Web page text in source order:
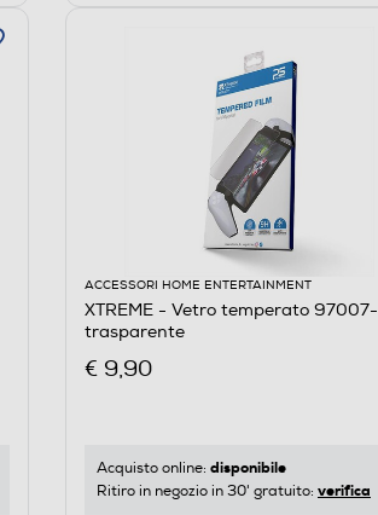
ACCESSORI HOME ENTERTAINMENT
XTREME - Vetro temperato 97007-
trasparente
€ 9,90
Acquisto online: disponibile
Ritiro in negozio in 30' gratuito: verifica